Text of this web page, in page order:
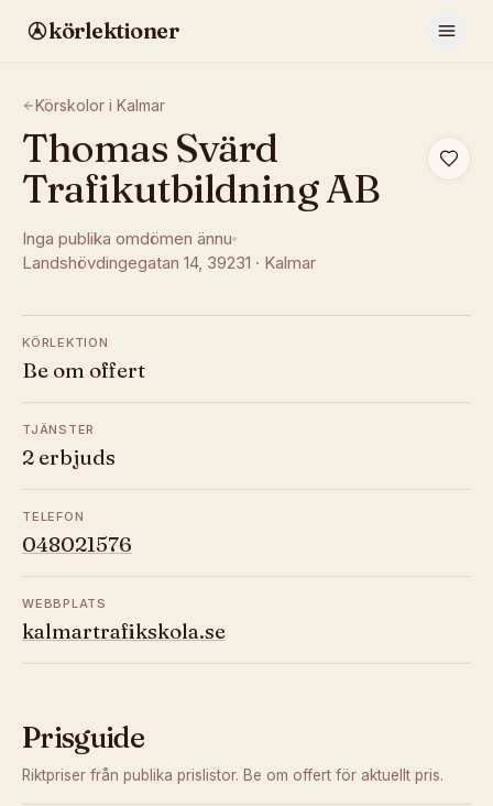
körlektioner
Körskolor i Kalmar
Thomas Svärd
Trafikutbildning AB
Inga publika omdömen ännu
Landshövdingegatan 14, 39231 · Kalmar
KÖRLEKTION
Be om offert
TJÄNSTER
2 erbjuds
TELEFON
048021576
WEBBPLATS
kalmartrafikskola.se
Prisguide
Riktpriser från publika prislistor. Be om offert för aktuellt pris.